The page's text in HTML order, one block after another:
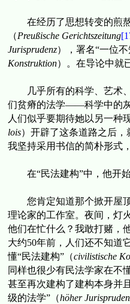
在经历了思想转变的煎
（Preußische Gerichtszeitung
Jurisprudenz） ， 署名“一位
Konstruktion） 。在导论中就
几乎所有的科学、艺术
们贫瘠的法学——科学中的
人们似乎要期待她以另一种
lois）开辟了这条道路之后
我坚持采用书信的简朴形式
在“民法建构”中，他开
您肯定知道那个掀开屋
理论家的工作室。夜间，灯
他们在忙什么？我敢打赌，
大约50年前，人们还不知道
懂“民法建构”（civilistische
同样也很少有民法学家在不
甚至再次建构了建构本身并
级的法学”（höher